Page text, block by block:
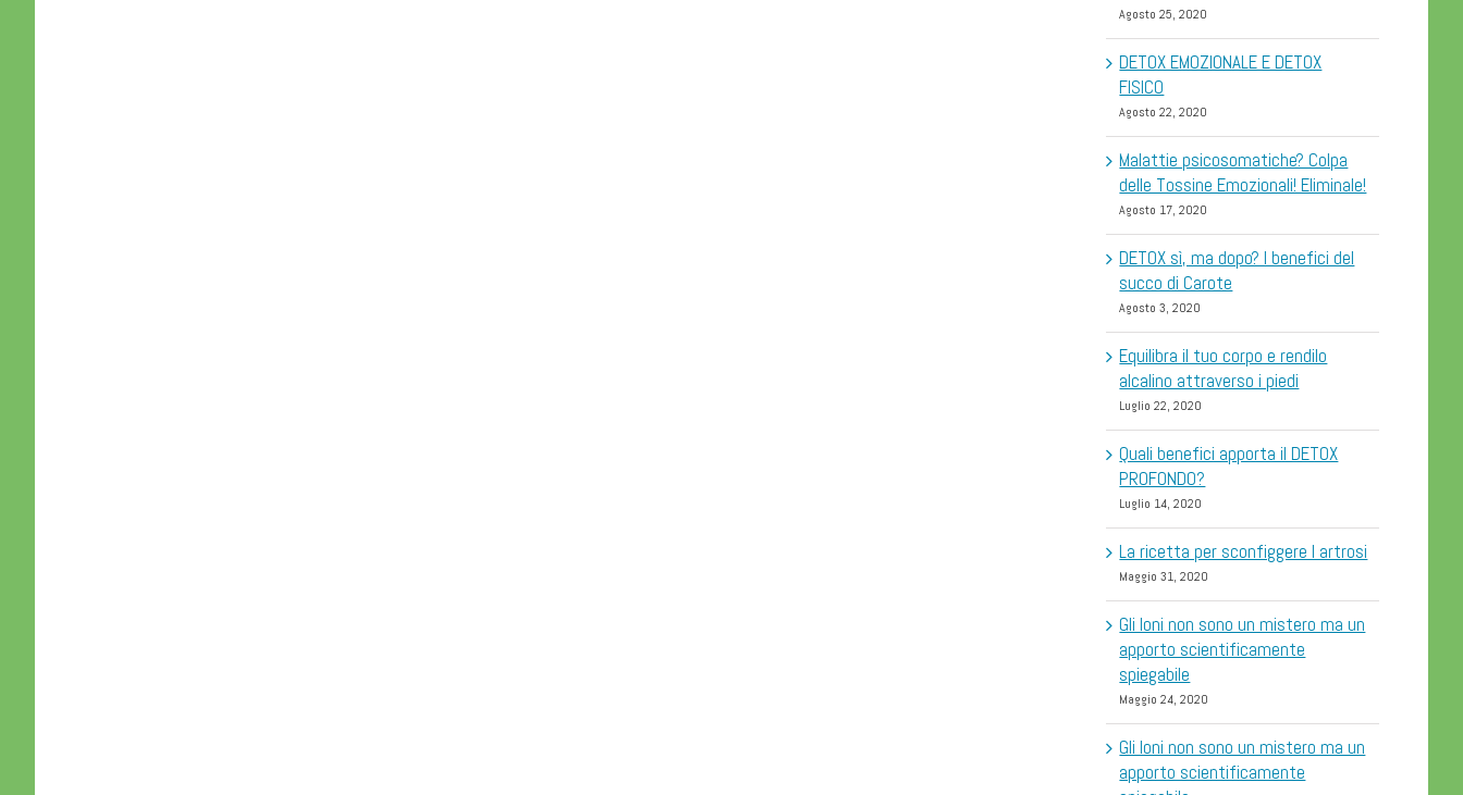
Agosto 25, 2020
DETOX EMOZIONALE E DETOX
FISICO
Agosto 22, 2020
Malattie psicosomatiche? Colpa
delle Tossine Emozionali! Eliminale!
Agosto 17, 2020
DETOX sì, ma dopo? I benefici del
succo di Carote
Agosto 3, 2020
Equilibra il tuo corpo e rendilo
alcalino attraverso i piedi
Luglio 22, 2020
Quali benefici apporta il DETOX
PROFONDO?
Luglio 14, 2020
La ricetta per sconfiggere l artrosi
Maggio 31, 2020
Gli Ioni non sono un mistero ma un
apporto scientificamente
spiegabile
Maggio 24, 2020
Gli Ioni non sono un mistero ma un
apporto scientificamente